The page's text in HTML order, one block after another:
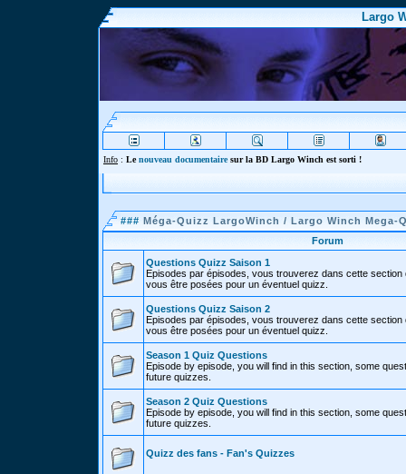
Largo
Info : Lenouveau documentairesur la BD Largo Winch est sorti !
### Méga-Quizz LargoWinch / Largo Winch Mega-
Forum
Questions Quizz Saison 1
Episodes par épisodes, vous trouverez dans cette
vous être posées pour un éventuel quizz.
Questions Quizz Saison 2
Episodes par épisodes, vous trouverez dans cette
vous être posées pour un éventuel quizz.
Season 1 Quiz Questions
Episode by episode, you will find in this section, some
future quizzes.
Season 2 Quiz Questions
Episode by episode, you will find in this section, some
future quizzes.
Quizz des fans - Fan's Quizzes